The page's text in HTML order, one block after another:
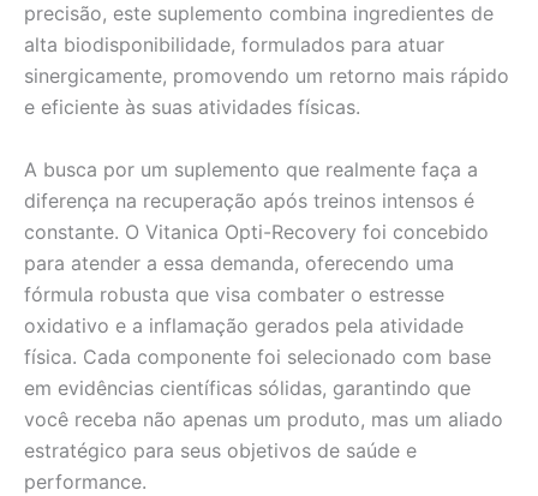
precisão, este suplemento combina ingredientes de
alta biodisponibilidade, formulados para atuar
sinergicamente, promovendo um retorno mais rápido
e eficiente às suas atividades físicas.
A busca por um suplemento que realmente faça a
diferença na recuperação após treinos intensos é
constante. O Vitanica Opti-Recovery foi concebido
para atender a essa demanda, oferecendo uma
fórmula robusta que visa combater o estresse
oxidativo e a inflamação gerados pela atividade
física. Cada componente foi selecionado com base
em evidências científicas sólidas, garantindo que
você receba não apenas um produto, mas um aliado
estratégico para seus objetivos de saúde e
performance.